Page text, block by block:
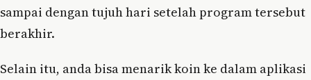
sampai dengan tujuh hari setelah program tersebut
berakhir.
Selain itu, anda bisa menarik koin ke dalam aplikasi